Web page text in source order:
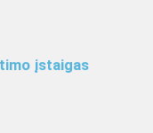
įstaigas